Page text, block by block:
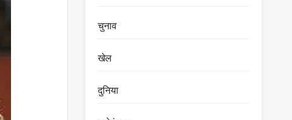
चुनाव
खेल
दुनिया